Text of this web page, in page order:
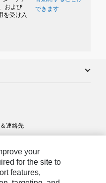
および
を受け入
できます
連絡先
your
for the site to
features,